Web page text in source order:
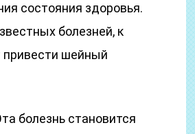
состояния здоровья.
болезней, к
шейный
болезнь становится